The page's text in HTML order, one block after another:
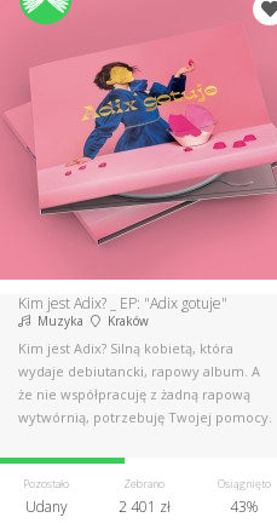
Kim jest Adix? _ EP: "Adix gotuje"
Muzyka Kraków
Kim jest Adix? Silną kobietą, która
wydaje debiutancki, rapowy album. A
że nie współpracuję z żadną rapową
wytwórnią, potrzebuję Twojej pomocy.
Pozostało
Udany
Zebrano
2 401 zł
Osiągnięto
43%